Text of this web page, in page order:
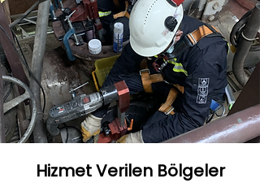
Hizmet Verilen Bölgeler